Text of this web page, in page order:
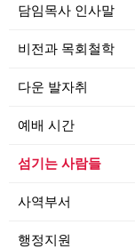
담임목사 인사말
비전과 목회철학
다운 발자취
예배 시간
섬기는 사람들
사역부서
행정지원